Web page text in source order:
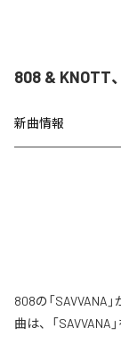
808 & KNOTT
新曲情報
808の「SAVVANA
曲は、「SAVVANA